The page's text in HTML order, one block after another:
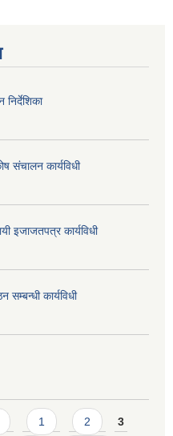
संचालन कार्यविधी
इजाजतपत्र कार्यविधी
सम्बन्धी कार्यविधी
1 2 3